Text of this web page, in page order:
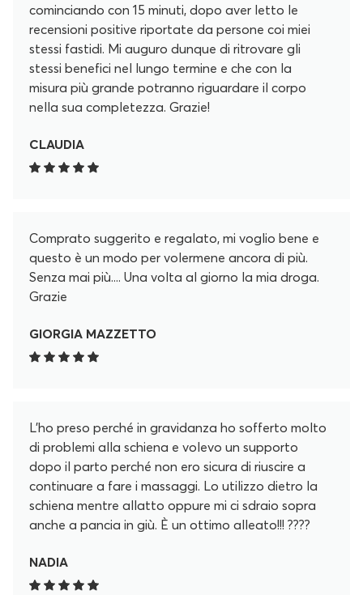
cominciando con 15 minuti, dopo aver letto le
recensioni positive riportate da persone coi miei
stessi fastidi. Mi auguro dunque di ritrovare gli
stessi benefici nel lungo termine e che con la
misura più grande potranno riguardare il corpo
nella sua completezza. Grazie!
CLAUDIA
Comprato suggerito e regalato, mi voglio bene e
questo è un modo per volermene ancora di più.
Senza mai più.... Una volta al giorno la mia droga.
Grazie
GIORGIA MAZZETTO
L’ho preso perché in gravidanza ho sofferto molto
di problemi alla schiena e volevo un supporto
dopo il parto perché non ero sicura di riuscire a
continuare a fare i massaggi. Lo utilizzo dietro la
schiena mentre allatto oppure mi ci sdraio sopra
anche a pancia in giù. È un ottimo alleato!!! ????
NADIA